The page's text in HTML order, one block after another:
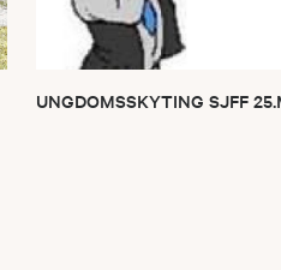
UNGDOMSSKYTING SJFF